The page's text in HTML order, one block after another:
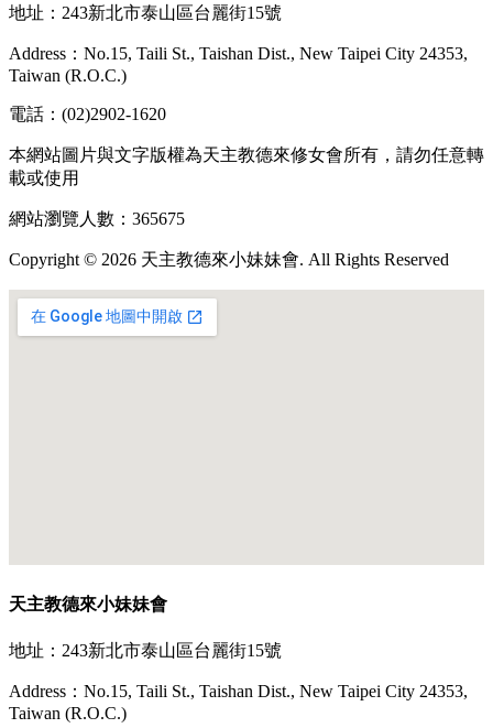
地址：243新北市泰山區台麗街15號
Address：No.15, Taili St., Taishan Dist., New Taipei City 24353,
Taiwan (R.O.C.)
電話：(02)2902-1620
本網站圖片與文字版權為天主教德來修女會所有，請勿任意轉
載或使用
網站瀏覽人數：365675
Copyright © 2026 天主教德來小妹妹會. All Rights Reserved
天主教德來小妹妹會
地址：243新北市泰山區台麗街15號
Address：No.15, Taili St., Taishan Dist., New Taipei City 24353,
Taiwan (R.O.C.)